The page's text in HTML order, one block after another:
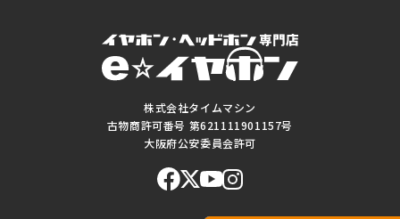
株式会社タイムマシン
古物商許可番号 第621111901157号
大阪府公安委員会許可